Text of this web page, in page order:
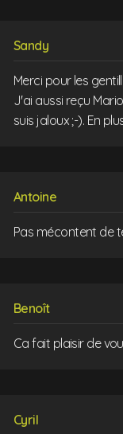
Sandy
Merci pour les
J'ai aussi reçu
suis jaloux ;-). En
Antoine
Pas mécontent de
Benoît
Ca fait plaisir de
Cyril